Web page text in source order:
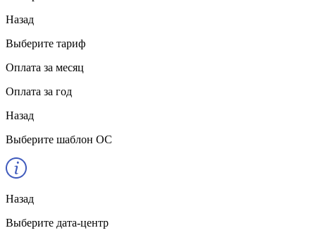
Назад
Выберите тариф
Оплата за месяц
Оплата за год
Назад
Выберите шаблон ОС
Назад
Выберите дата-центр